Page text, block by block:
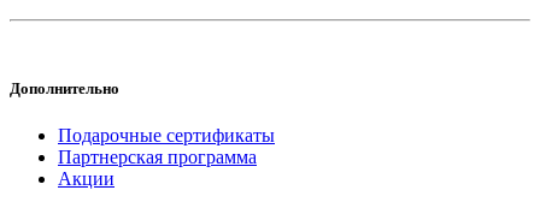
Дополнительно
Подарочные сертификаты
Партнерская программа
Акции